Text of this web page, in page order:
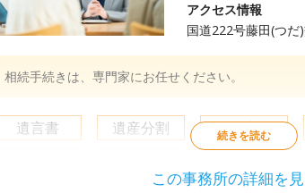
アクセス情報
国道222号藤田(つだ
相続手続きは、専門家にお任せください。
遺言書 遺産分割 相続財産調査
この事務所の詳細を